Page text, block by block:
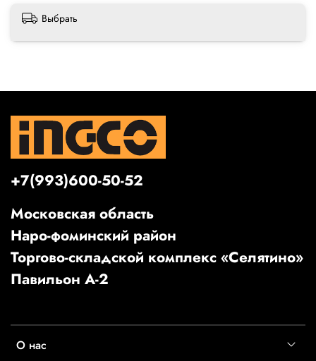
Выбрать
О нас
+7(993)600-50-52
Московская область
Наро-фоминский район
Торгово-складской комплекс «Селятино»
Павильон А-2